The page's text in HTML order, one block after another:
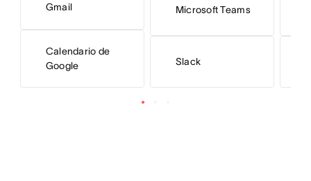
Gmail
Calendario de
Google
Microsoft Teams
Slack